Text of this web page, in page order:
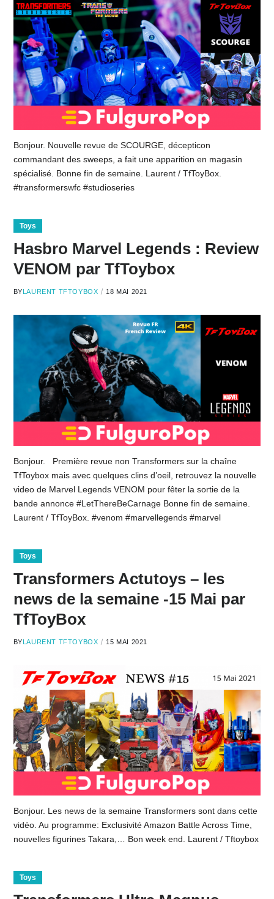
Bonjour. Nouvelle revue de SCOURGE, décepticon
commandant des sweeps, a fait une apparition en magasin
spécialisé. Bonne fin de semaine. Laurent / TfToyBox.
#transformerswfc #studioseries
Toys
Hasbro Marvel Legends : Review
VENOM par TfToybox
BY LAURENT TFTOYBOX 18 MAI 2021
Bonjour. Première revue non Transformers sur la chaîne
TfToybox mais avec quelques clins d’oeil, retrouvez la nouvelle
video de Marvel Legends VENOM pour fêter la sortie de la
bande annonce #LetThereBeCarnage Bonne fin de semaine.
Laurent / TfToyBox. #venom #marvellegends #marvel
Toys
Transformers Actutoys – les
news de la semaine -15 Mai par
TfToyBox
BYLAURENT TFTOYBOX 15 MAI 2021
Bonjour. Les news de la semaine Transformers sont dans cette
vidéo. Au programme: Exclusivité Amazon Battle Across Time,
nouvelles figurines Takara,… Bon week end. Laurent / Tftoybox
Toys